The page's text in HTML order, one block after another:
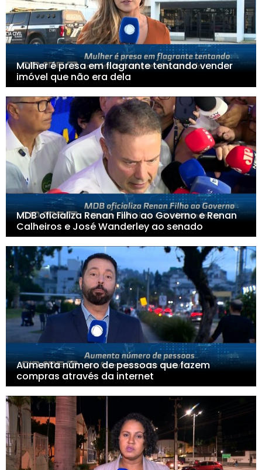
Mulher é presa em flagrante tentando vender
imóvel que não era dela
MDB oficializa Renan Filho ao Governo e Renan
Calheiros e José Wanderley ao senado
Aumenta número de pessoas que fazem
compras através da internet